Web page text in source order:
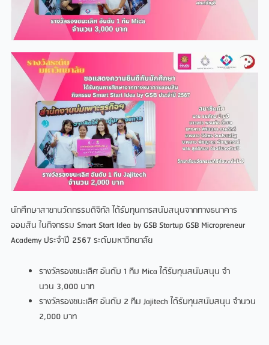
นักศึกษาสาขานวัตกรรมดิจิทัล ได้รับทุนการสนับสนุนจากทางธนาคาร
ออมสิน ในกิจกรรม Smart Start Idea by GSB Startup GSB Micropreneur
Academy ประจําปี 2567 ระดับมหาวิทยาลัย
รางวัลรองชนะเลิศ อันดับ 1 ทีม Mica ได้รับทุนสนับสนุน จํา
นวน 3,000 บาท
รางวัลรองชนะเลิศ อันดับ 2 ทีม Jajitech ได้รับทุนสนับสนุน จํานวน
2,000 บาท